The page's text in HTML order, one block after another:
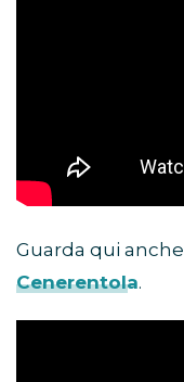
Guarda qui anche
Cenerentola.